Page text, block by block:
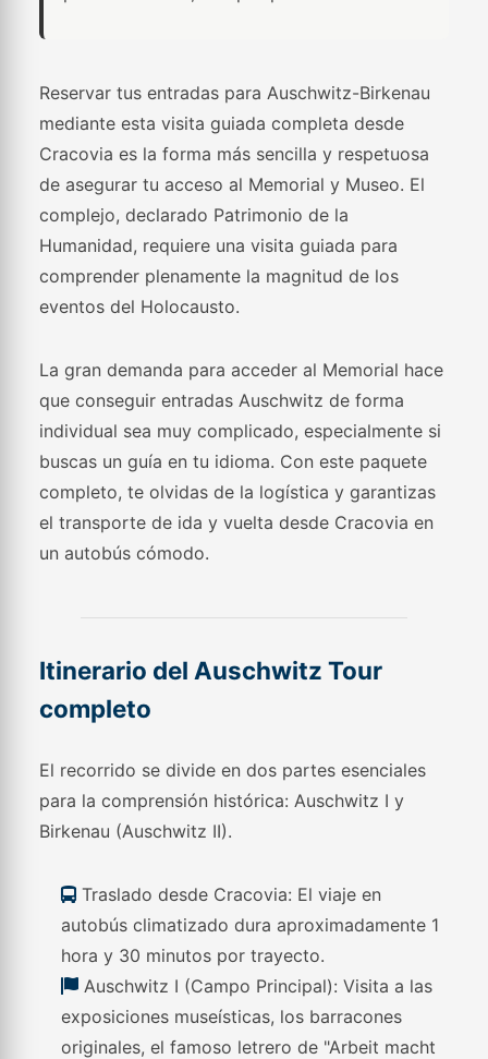
Reservar tus entradas para Auschwitz-Birkenau
mediante esta visita guiada completa desde
Cracovia es la forma más sencilla y respetuosa
de asegurar tu acceso al Memorial y Museo. El
complejo, declarado Patrimonio de la
Humanidad, requiere una visita guiada para
comprender plenamente la magnitud de los
eventos del Holocausto.
La gran demanda para acceder al Memorial hace
que conseguir entradas Auschwitz de forma
individual sea muy complicado, especialmente si
buscas un guía en tu idioma. Con este paquete
completo, te olvidas de la logística y garantizas
el transporte de ida y vuelta desde Cracovia en
un autobús cómodo.
Itinerario del Auschwitz Tour
completo
El recorrido se divide en dos partes esenciales
para la comprensión histórica: Auschwitz I y
Birkenau (Auschwitz II).
Traslado desde Cracovia: El viaje en
autobús climatizado dura aproximadamente 1
hora y 30 minutos por trayecto.
Auschwitz I (Campo Principal): Visita a las
exposiciones museísticas, los barracones
originales, el famoso letrero de "Arbeit macht